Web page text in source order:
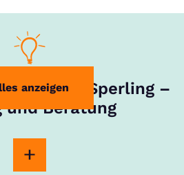
anzeigen
Rouven Sperling –
und Beratung